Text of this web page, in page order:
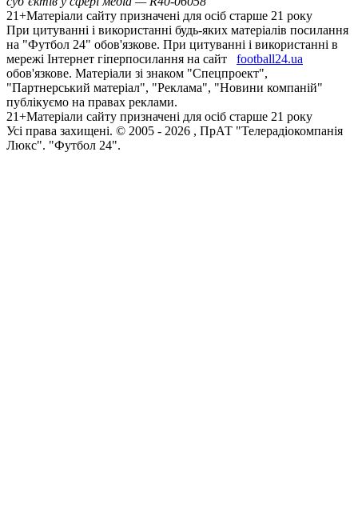
21+Матеріали сайту призначені для осіб старше 21 року
При цитуванні і використанні будь-яких матеріалів посилання
на "Футбол 24" обов'язкове. При цитуванні і використанні в
мережі Інтернет гіперпосилання на сайт
football24.ua
обов'язкове. Матеріали зі знаком "Спецпроект",
"Партнерський матеріал", "Реклама", "Новини компаній"
публікуємо на правах реклами.
21+Матеріали сайту призначені для осіб старше 21 року
Усi права захищенi. © 2005 - 2026 , ПрАТ "Телерадіокомпанія
Люкс". "Футбол 24".